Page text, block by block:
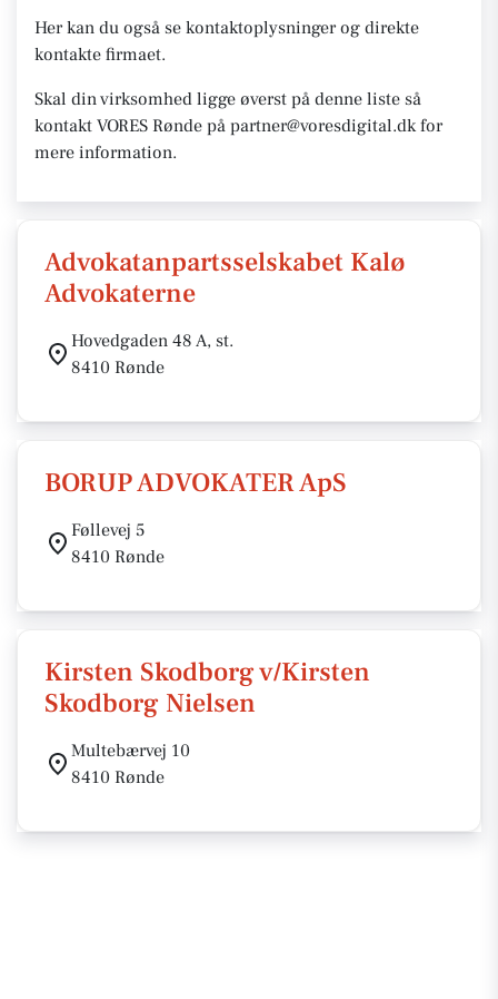
Her kan du også se kontaktoplysninger og direkte
kontakte firmaet.
Skal din virksomhed ligge øverst på denne liste så
kontakt VORES Rønde på partner@voresdigital.dk for
mere information.
Advokatanpartsselskabet Kalø
Advokaterne
Hovedgaden 48 A, st.
8410 Rønde
BORUP ADVOKATER ApS
Føllevej 5
8410 Rønde
Kirsten Skodborg v/Kirsten
Skodborg Nielsen
Multebærvej 10
8410 Rønde